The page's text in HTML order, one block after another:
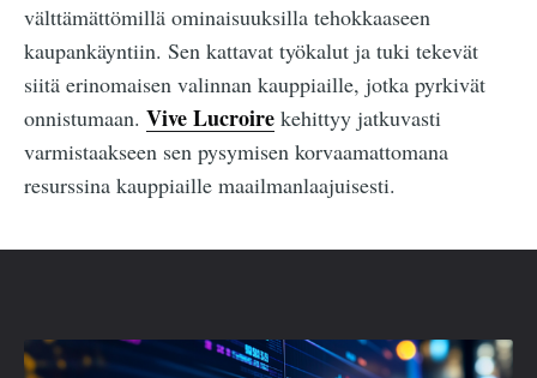
välttämättömillä ominaisuuksilla tehokkaaseen
kaupankäyntiin. Sen kattavat työkalut ja tuki tekevät
siitä erinomaisen valinnan kauppiaille, jotka pyrkivät
onnistumaan. Vive Lucroire kehittyy jatkuvasti
varmistaakseen sen pysymisen korvaamattomana
resurssina kauppiaille maailmanlaajuisesti.